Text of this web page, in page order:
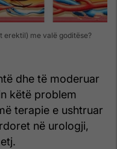
erektil) me valë goditëse?
dhe të moderuar
këtë problem
terapie e ushtruar
në urologji,